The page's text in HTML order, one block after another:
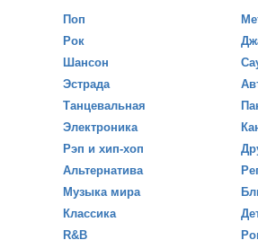
Поп
Рок
Шансон
Эстрада
Танцевальная
Электроника
Рэп и хип-хоп
Альтернатива
Музыка мира
Классика
R&B